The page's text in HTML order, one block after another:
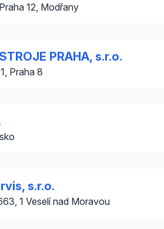
12, Modřany
PRAHA, s.r.o.
Praha 8
s.r.o.
1 Veselí nad Moravou